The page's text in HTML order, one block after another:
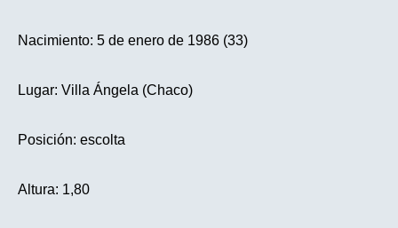
Nacimiento: 5 de enero de 1986 (33)
Lugar: Villa Ángela (Chaco)
Posición: escolta
Altura: 1,80